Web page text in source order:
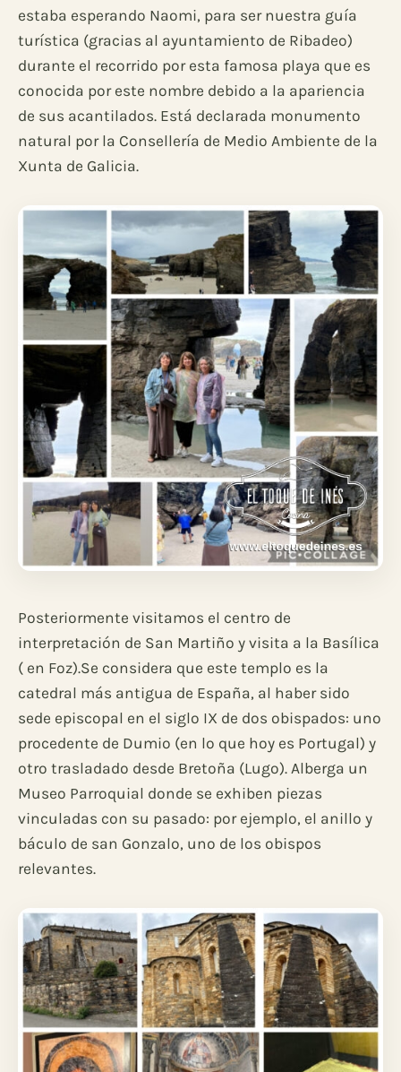
estaba esperando Naomi, para ser nuestra guía
turística (gracias al ayuntamiento de Ribadeo)
durante el recorrido por esta famosa playa que es
conocida por este nombre debido a la apariencia
de sus acantilados. Está declarada monumento
natural por la Consellería de Medio Ambiente de la
Xunta de Galicia.
Posteriormente visitamos el centro de
interpretación de San Martiño y visita a la Basílica
( en Foz).Se considera que este templo es la
catedral más antigua de España, al haber sido
sede episcopal en el siglo IX de dos obispados: uno
procedente de Dumio (en lo que hoy es Portugal) y
otro trasladado desde Bretoña (Lugo). Alberga un
Museo Parroquial donde se exhiben piezas
vinculadas con su pasado: por ejemplo, el anillo y
báculo de san Gonzalo, uno de los obispos
relevantes.